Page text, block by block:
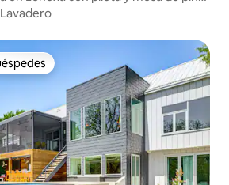
Lavadero
más destacados